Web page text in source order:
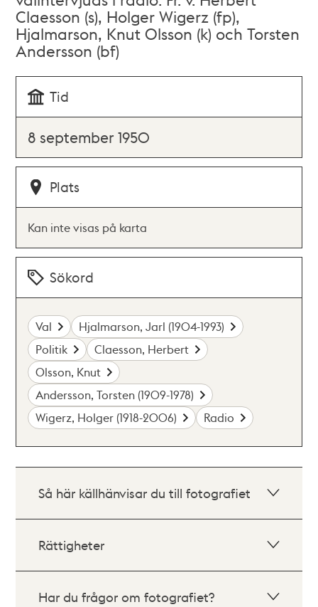
Claesson (s), Holger Wigerz (fp),
Hjalmarson, Knut Olsson (k) och Torsten
Andersson (bf)
Tid
8 september 1950
Plats
Kan inte visas på karta
Sökord
Val
Hjalmarson, Jarl (1904-1993)
Politik
Claesson, Herbert
Olsson, Knut
Andersson, Torsten (1909-1978)
Wigerz, Holger (1918-2006)
Radio
Så här källhänvisar du till fotografiet
Rättigheter
Har du frågor om fotografiet?